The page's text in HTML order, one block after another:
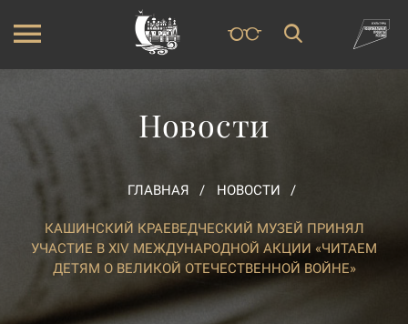
Новости
ГЛАВНАЯ НОВОСТИ
КАШИНСКИЙ КРАЕВЕДЧЕСКИЙ МУЗЕЙ ПРИНЯЛ
УЧАСТИЕ В XIV МЕЖДУНАРОДНОЙ АКЦИИ «ЧИТАЕМ
ДЕТЯМ О ВЕЛИКОЙ ОТЕЧЕСТВЕННОЙ ВОЙНЕ»